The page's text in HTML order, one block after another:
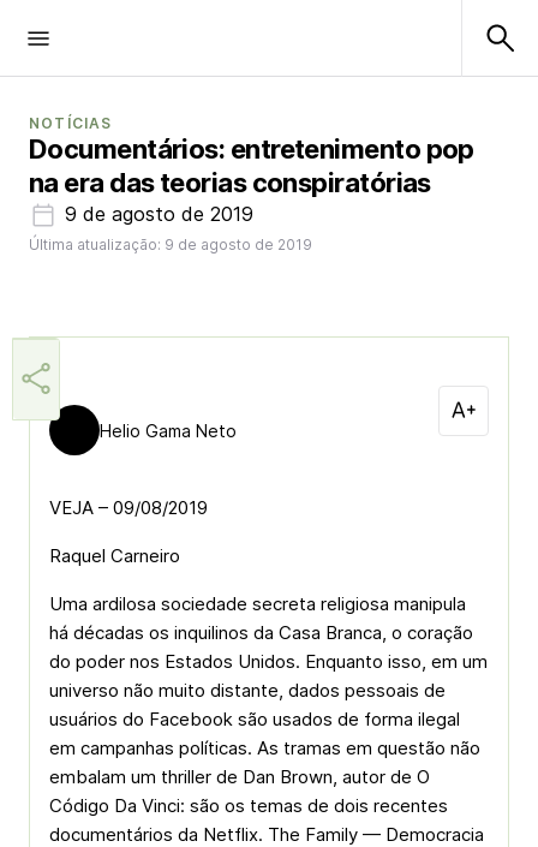
NOTÍCIAS
Documentários: entretenimento pop
na era das teorias conspiratórias
9 de agosto de 2019
Última atualização: 9 de agosto de 2019
Helio Gama Neto
VEJA – 09/08/2019
Raquel Carneiro
Uma ardilosa sociedade secreta religiosa manipula
há décadas os inquilinos da Casa Branca, o coração
do poder nos Estados Unidos. Enquanto isso, em um
universo não muito distante, dados pessoais de
usuários do Facebook são usados de forma ilegal
em campanhas políticas. As tramas em questão não
embalam um thriller de Dan Brown, autor de O
Código Da Vinci: são os temas de dois recentes
documentários da Netflix. The Family — Democracia